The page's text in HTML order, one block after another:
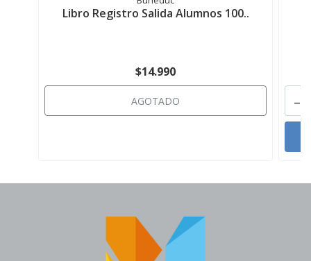
Libro Registro Salida Alumnos 100..
$14.990
AGOTADO -